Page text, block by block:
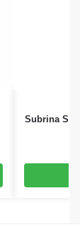
Subrina